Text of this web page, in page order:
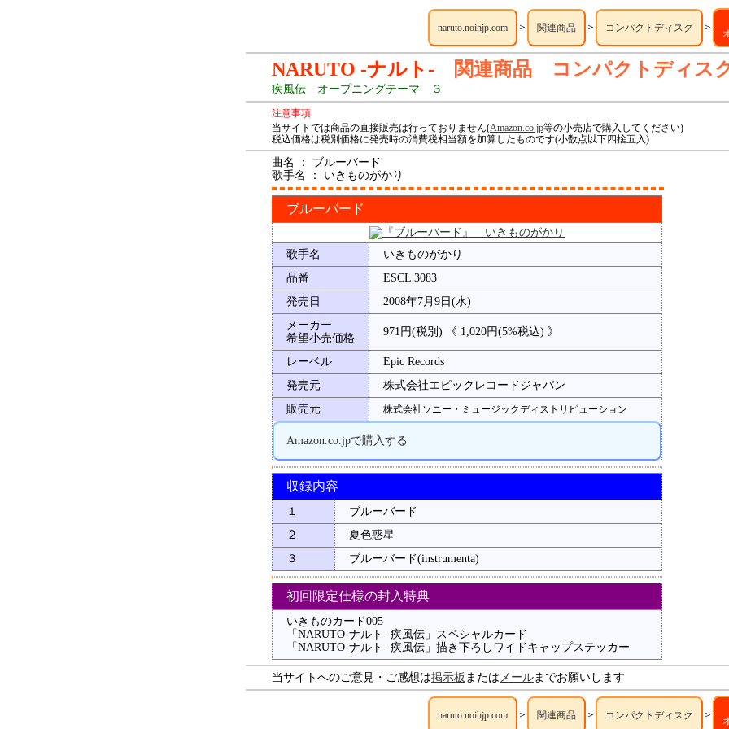
naruto.noihjp.com ＞ 関連商品 ＞ コンパクトディスク ＞
NARUTO -ナルト- 関連商品 コンパクトディス
疾風伝 オープニングテーマ ３
注意事項
当サイトでは商品の直接販売は行っておりません(Amazon.co.jp等の小売店で購入してください)
税込価格は税別価格に発売時の消費税相当額を加算したものです(小数点以下四捨五入)
曲名 ： ブルーバード
歌手名 ： いきものがかり
ブルーバード
歌手名
いきものがかり
品番
ESCL 3083
発売日
2008年7月9日(水)
メーカー
希望小売価格
971円(税別) 《 1,020円(5%税込) 》
レーベル
Epic Records
発売元
株式会社エピックレコードジャパン
販売元
株式会社ソニー・ミュージックディストリビューション
Amazon.co.jpで購入する
収録内容
１
ブルーバード
２
夏色惑星
３
ブルーバード(instrumenta)
初回限定仕様の封入特典
いきものカード005
「NARUTO-ナルト- 疾風伝」スペシャルカード
「NARUTO-ナルト- 疾風伝」描き下ろしワイドキャップステッカー
当サイトへのご意見・ご感想は掲示板 または メールまでお願いします
naruto.noihjp.com ＞ 関連商品 ＞ コンパクトディスク ＞